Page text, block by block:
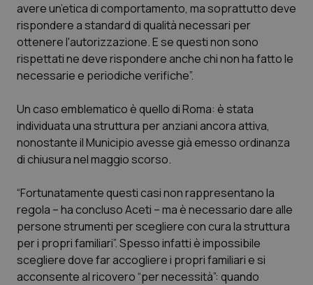
Campania
Emilia-Romagna
Lazio
Liguria
Lombardia
Marche
Molise
Car-T
Colesterolo & coronaropatie
Diabete & glucometri
Disturbi dell’umore
Dolore
Donna & Salute
Epatiti
avere un’etica di comportamento, ma soprattutto deve
rispondere a standard di qualità necessari per
ottenere l'autorizzazione. E se questi non sono
rispettati ne deve rispondere anche chi non ha fatto le
necessarie e periodiche verifiche”.
Un caso emblematico è quello di Roma: è stata
individuata una struttura per anziani ancora attiva,
nonostante il Municipio avesse già emesso ordinanza
di chiusura nel maggio scorso.
“Fortunatamente questi casi non rappresentano la
regola – ha concluso Aceti – ma è necessario dare alle
persone strumenti per scegliere con cura la struttura
per i propri familiari”. Spesso infatti è impossibile
scegliere dove far accogliere i propri familiari e si
acconsente al ricovero “per necessità”: quando